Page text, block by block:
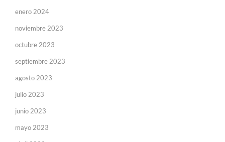
enero 2024
noviembre 2023
octubre 2023
septiembre 2023
agosto 2023
julio 2023
junio 2023
mayo 2023